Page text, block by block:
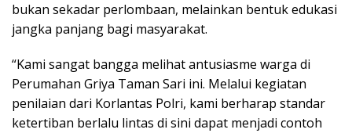
bukan sekadar perlombaan, melainkan bentuk edukasi
jangka panjang bagi masyarakat.
“Kami sangat bangga melihat antusiasme warga di
Perumahan Griya Taman Sari ini. Melalui kegiatan
penilaian dari Korlantas Polri, kami berharap standar
ketertiban berlalu lintas di sini dapat menjadi contoh